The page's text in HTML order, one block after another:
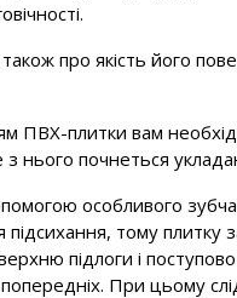
про якість його
ПВХ-плитки вам
почнеться
особливого
тому плитку
підлоги і
попередніх. При цьому